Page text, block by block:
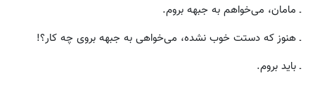
ـ مامان، می‌خواهم به جبهه بروم.
ـ هنوز که دستت خوب نشده، می‌خواهی به جبهه بروی چه کار؟!
ـ باید بروم.